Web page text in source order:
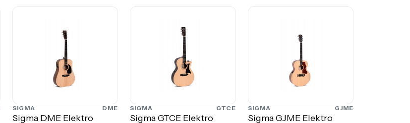
SIGMA DME
Sigma DME Elektro
SIGMA GTCE
Sigma GTCE Elektro
SIGMA GJME
Sigma GJME Elektro